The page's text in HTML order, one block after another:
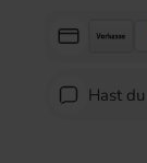
Hast